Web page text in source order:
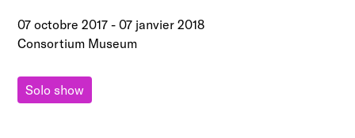
07 octobre 2017 -07 janvier 2018
Consortium Museum
Solo show